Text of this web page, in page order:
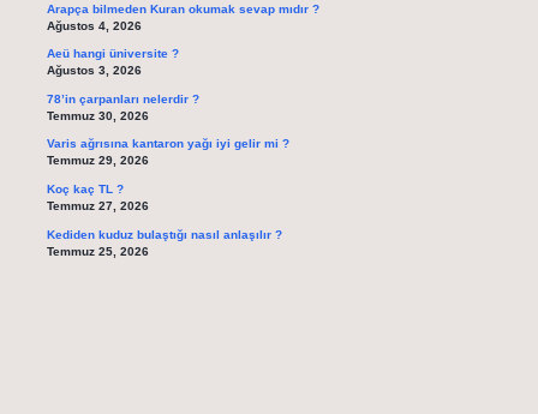
Arapça bilmeden Kuran okumak sevap mıdır ?
Ağustos 4, 2026
Aeü hangi üniversite ?
Ağustos 3, 2026
78’in çarpanları nelerdir ?
Temmuz 30, 2026
Varis ağrısına kantaron yağı iyi gelir mi ?
Temmuz 29, 2026
Koç kaç TL ?
Temmuz 27, 2026
Kediden kuduz bulaştığı nasıl anlaşılır ?
Temmuz 25, 2026